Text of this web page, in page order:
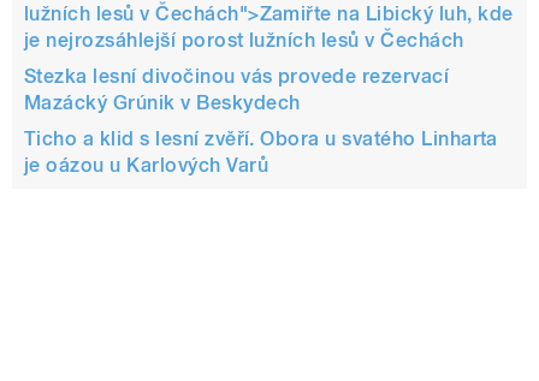
lužních lesů v Čechách">Zamiřte na Libický luh, kde
je nejrozsáhlejší porost lužních lesů v Čechách
Stezka lesní divočinou vás provede rezervací
Mazácký Grúnik v Beskydech
Ticho a klid s lesní zvěří. Obora u svatého Linharta
je oázou u Karlových Varů